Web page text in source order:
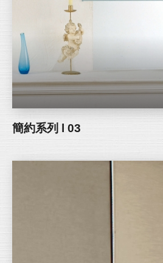
簡約系列 l 03